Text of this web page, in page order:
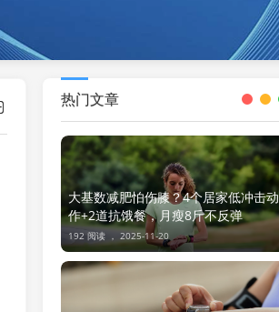
热门文章
大基数减肥怕伤膝？4个居家低冲击动
作+2道抗饿餐，月瘦8斤不反弹
192 阅读 ， 2025-11-20